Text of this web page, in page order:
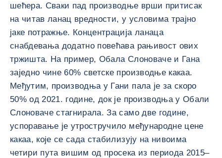
шећера. Сваки пад производње врши притисак
на читав ланац вредности, у условима трајно
јаке потражње. Концентрација ланаца
снабдевања додатно повећава рањивост ових
тржишта. На пример, Обала Слоноваче и Гана
заједно чине 60% светске производње какаа.
Међутим, производња у Гани пала је за скоро
50% од 2021. године, док је производња у Обали
Слоноваче стагнирала. За само две године,
успоравање је утростручило међународне цене
какаа, које се сада стабилизују на нивоима
четири пута вишим од просека из периода 2015–